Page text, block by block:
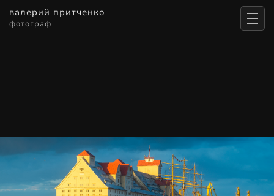
валерий притченко
фотограф